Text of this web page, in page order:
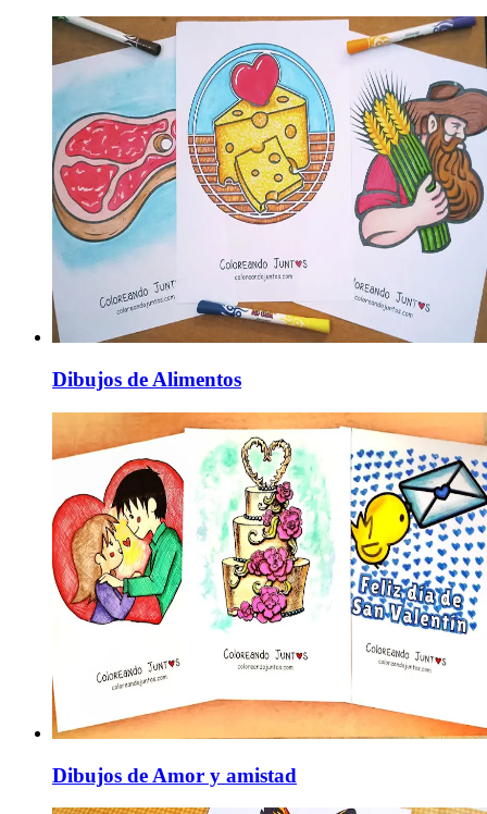
Dibujos de Alimentos
Dibujos de Amor y amistad